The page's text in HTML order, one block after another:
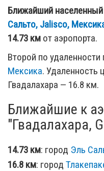
Ближайший населенный
Сальто, Jalisco,
14.73 км от аэропорта.
Второй по удаленности
Мексика. Удаленность
Гвадалахара — 16.8 км.
Ближайшие к
"Гвадалахара,
14.73 км: город Эль
16.8 км: город